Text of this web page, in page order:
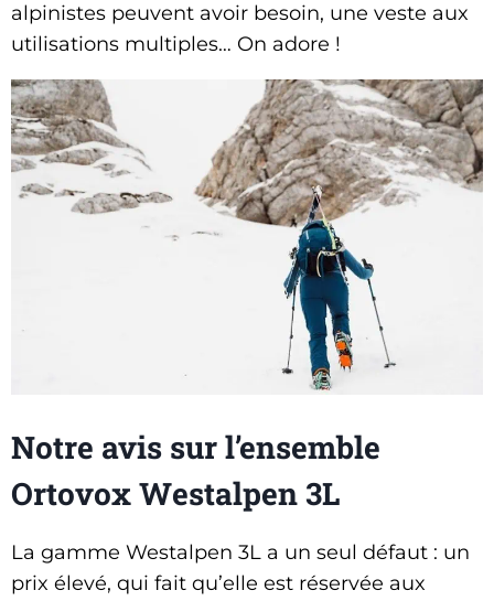
alpinistes peuvent avoir besoin, une veste aux
utilisations multiples… On adore !
Notre avis sur l’ensemble
Ortovox Westalpen 3L
La gamme Westalpen 3L a un seul défaut : un
prix élevé, qui fait qu’elle est réservée aux